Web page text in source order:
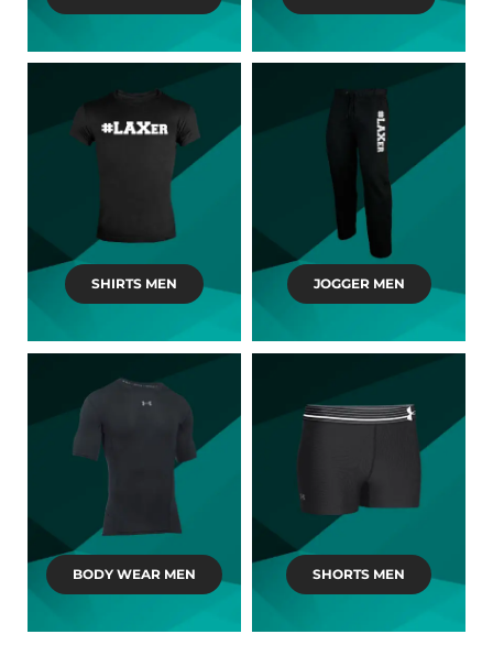
SHIRTS MEN JOGGER MEN
BODY WEAR MEN SHORTS MEN